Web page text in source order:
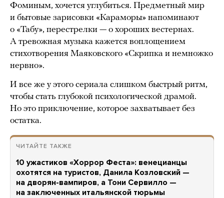
Фоминым, хочется углубиться. Предметный мир
и бытовые зарисовки «Караморы» напоминают
о «Табу», перестрелки — о хороших вестернах.
А тревожная музыка кажется воплощением
стихотворения Маяковского «Скрипка и немножко
нервно».
И все же у этого сериала слишком быстрый ритм,
чтобы стать глубокой психологической драмой.
Но это приключение, которое захватывает без
остатка.
ЧИТАЙТЕ ТАКЖЕ
10 ужастиков «Хоррор Феста»: венецианцы
охотятся на туристов, Данила Козловский —
на дворян-вампиров, а Тони Сервилло —
на заключенных итальянской тюрьмы